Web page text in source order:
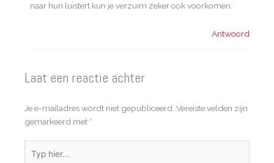
naar hun luistert kun je verzuim zeker ook voorkomen.
Antwoord
Laat een reactie achter
Je e-mailadres wordt niet gepubliceerd. Vereiste velden zijn
gemarkeerd met *
hier...